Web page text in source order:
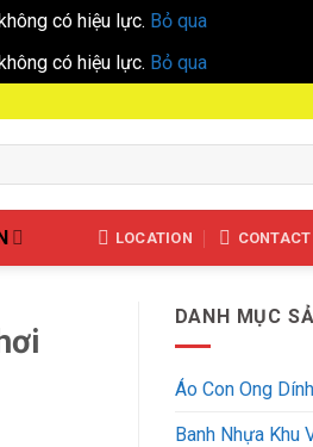
có hiệu lực. Bỏ qua
có hiệu lực. Bỏ qua
LOCATION CONTACT
DANH MỤC
Áo Con Ong
Banh Nhựa Khu